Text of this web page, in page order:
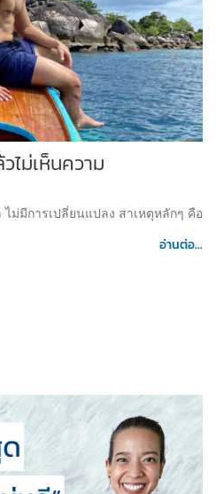
ไม่เห็นความ
ม่มีการเปลี่ยนแปลง สาเหตุหลักๆ คือ
อ่านต่อ...